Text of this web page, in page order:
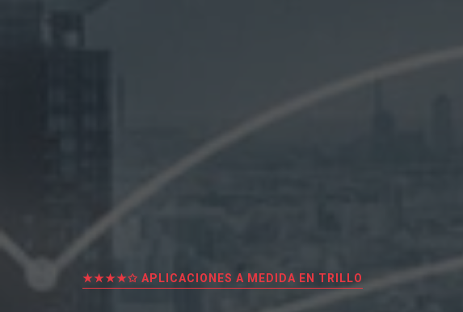
★★★★✩ APLICACIONES A MEDIDA EN TRILLO